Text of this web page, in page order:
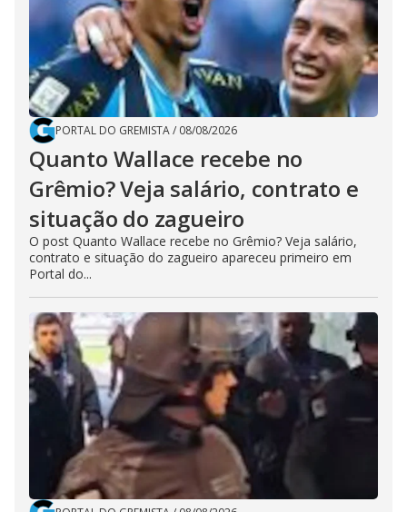
PORTAL DO GREMISTA/ 08/08/2026
Quanto Wallace recebe no
Grêmio? Veja salário, contrato e
situação do zagueiro
O post Quanto Wallace recebe no Grêmio? Veja salário,
contrato e situação do zagueiro apareceu primeiro em
Portal do...